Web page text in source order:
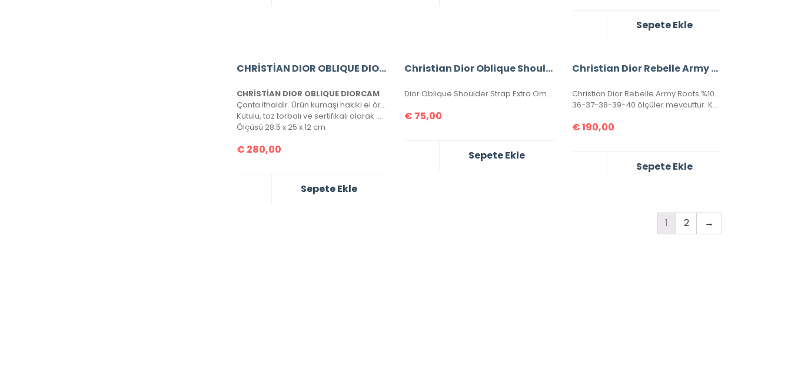
Sepete Ekle
CHRİSTİAN DIOR OBLIQUE DIORCAMP MESSENGER BAG
CHRİSTİAN DIOR OBLIQUE DIORCAMP MESSENGER BAG
Çanta ithaldir. Ürün kumaşı hakiki el örgüsüdür, tamamen birebirdir.
Kutulu, toz torbalı ve sertifikalı olarak gönderilecektir.
Ölçüsü 28.5 x 25 x 12 cm
€ 280,00
Sepete Ekle
Christian Dior Oblique Shoulder Strap extra
Dior Oblique Shoulder Strap Extra Omuz Askısı. Dokuma hasır örgü ,antik görünümlü aksesuar ,birleşim kısmı hakiki deridir. Ölçüsü 95×5 cm , kutulu, sertifikalıdır.
€ 75,00
Sepete Ekle
Christian Dior Rebelle Army Boots %100 Hakiki Rugan Deri Bayan Botlar
Christian Dior Rebelle Army Boots %100 Hakiki Rugan Deri Bayan Botlar. Tabanı ve Topuk yüksekliği 3 cm dir.
36-37-38-39-40 ölçüler mevcuttur. Kutulu sertifikalıdır.
€190,00
Sepete Ekle
1 2 →